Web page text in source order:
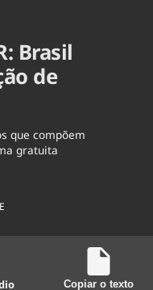
Brasil
de
que compõem
gratuita
Copiar o texto